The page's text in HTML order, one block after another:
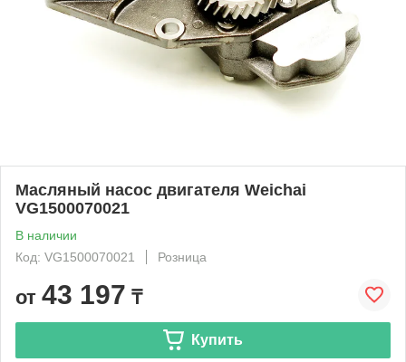
Масляный насос двигателя Weichai
VG1500070021
В наличии
Код: VG1500070021
Розница
от 43 197 ₸
Купить